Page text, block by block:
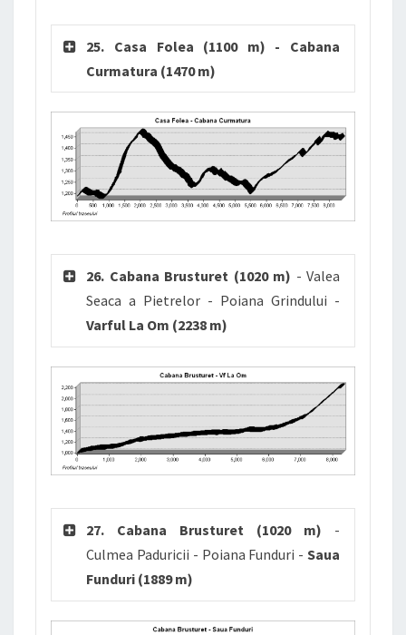
25. Casa Folea (1100 m) - Cabana
Curmatura (1470 m)
26. Cabana Brusturet (1020 m) - Valea
Seaca a Pietrelor - Poiana Grindului -
Varful La Om (2238 m)
27. Cabana Brusturet (1020 m) -
Culmea Paduricii - Poiana Funduri - Saua
Funduri (1889 m)